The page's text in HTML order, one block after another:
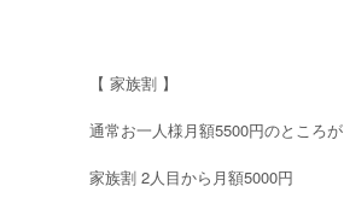
【 家族割 】
通常お一人様月額5500円のところが
家族割 2人目から月額5000円